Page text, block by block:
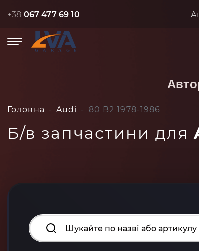
+38 067 477 69 10
Головна Audi 80 B2 1978-1986
Б/в запчастини для